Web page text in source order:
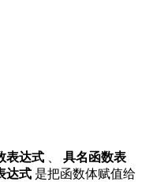
表达式
具名函数表
达式 是把函数体赋值给